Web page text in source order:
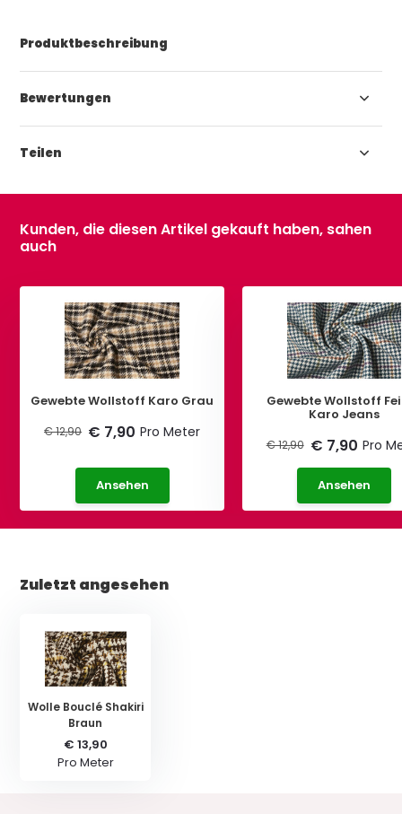
Produktbeschreibung
Bewertungen
Teilen
Kunden, die diesen Artikel gekauft haben, sahen
auch
Gewebte Wollstoff Karo Grau
€ 12,90 € 7,90 Pro Meter
Ansehen
Gewebte Wollstoff Feiner
Karo Jeans
€ 12,90 € 7,90 Pro
Ansehen
Zuletzt angesehen
Wolle Bouclé Shakiri
Braun
€ 13,90
Pro Meter